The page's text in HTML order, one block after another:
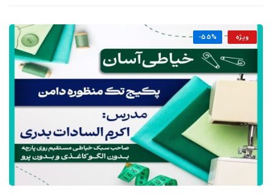
ویژه -55%